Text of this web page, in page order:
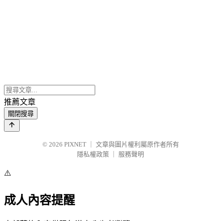
推薦文章
關閉搜尋
© 2026 PIXNET
文章與圖片權利屬原作者所有
隱私權政策
服務聲明
⚠️
成人內容提醒